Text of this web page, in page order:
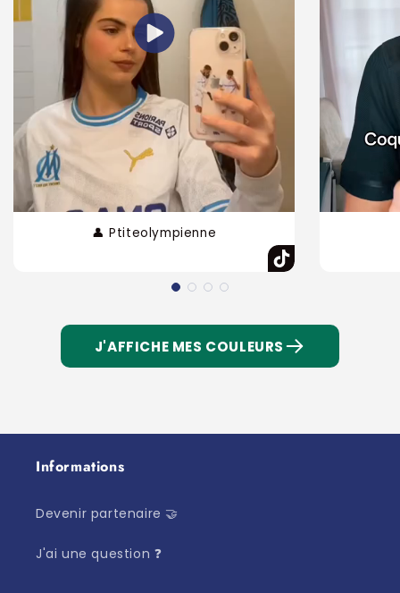
👤 Ptiteolympienne
J'AFFICHE MES COULEURS
Informations
Devenir partenaire 🤝
J'ai une question ❓